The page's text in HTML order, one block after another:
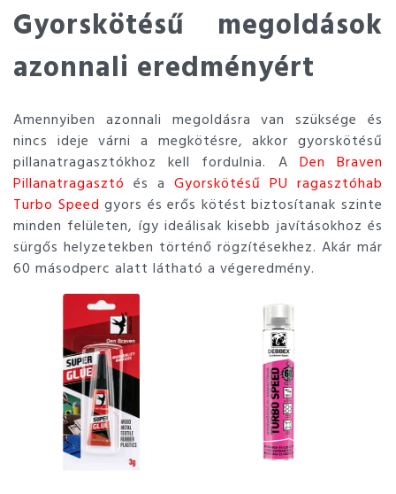
Gyorskötésű megoldások
azonnali eredményért
Amennyiben azonnali megoldásra van szüksége és
nincs ideje várni a megkötésre, akkor gyorskötésű
pillanatragasztókhoz kell fordulnia. A Den Braven
Pillanatragasztó és a Gyorskötésű PU ragasztóhab
Turbo Speed gyors és erős kötést biztosítanak szinte
minden felületen, így ideálisak kisebb javításokhoz és
sürgős helyzetekben történő rögzítésekhez. Akár már
60 másodperc alatt látható a végeredmény.